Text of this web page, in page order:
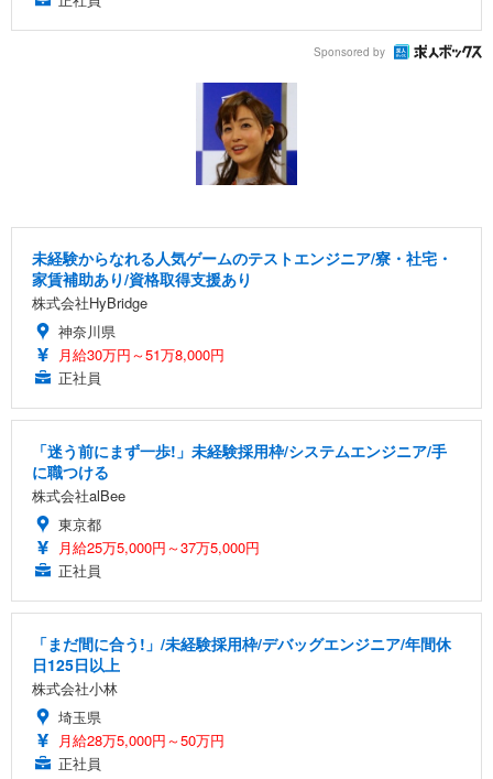
Sponsored by
未経験からなれる人気ゲームのテストエンジニア/寮・社宅・
家賃補助あり/資格取得支援あり
株式会社HyBridge
神奈川県
月給30万円～51万8,000円
正社員
「迷う前にまず一歩!」未経験採用枠/システムエンジニア/手
に職つける
株式会社alBee
東京都
月給25万5,000円～37万5,000円
正社員
「まだ間に合う!」/未経験採用枠/デバッグエンジニア/年間休
日125日以上
株式会社小林
埼玉県
月給28万5,000円～50万円
正社員